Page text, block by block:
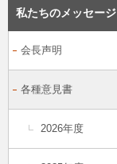
私たちのメッセージ
会長声明
各種意見書
2026年度